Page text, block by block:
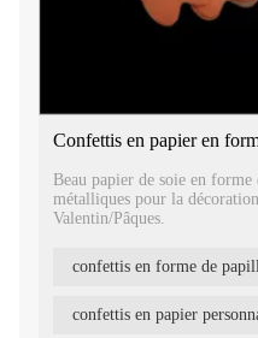
Confettis en papier en
Beau papier de soie en
métalliques pour la
Valentin/Pâques.
confettis en forme de
confettis en papier